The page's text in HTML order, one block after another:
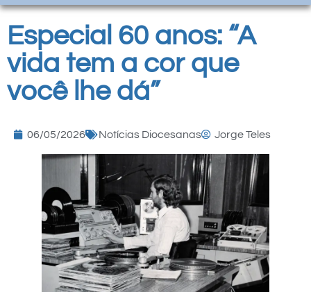
Especial 60 anos: “A
vida tem a cor que
você lhe dá”
06/05/2026 Notícias Diocesanas Jorge Teles